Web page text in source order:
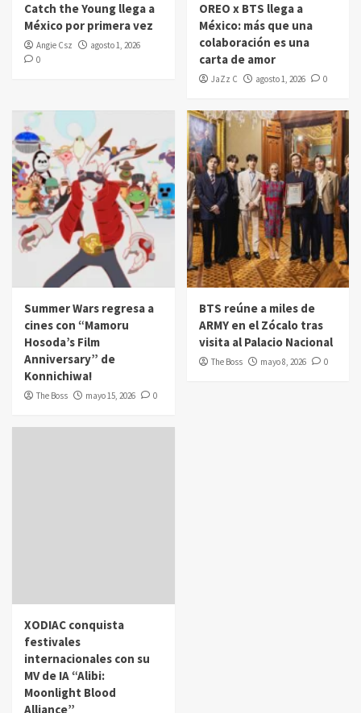
Catch the Young llega a
México por primera vez
Angie Csz
agosto 1, 2026
0
OREO x BTS llega a
México: más que una
colaboración es una
carta de amor
JaZz C agosto 1, 2026 0
Summer Wars regresa a
cines con “Mamoru
Hosoda’s Film
Anniversary” de
Konnichiwa!
The Boss mayo 15, 2026 0
BTS reúne a miles de
ARMY en el Zócalo tras
visita al Palacio Nacional
The Boss mayo 8, 2026 0
XODIAC conquista
festivales
internacionales con su
MV de IA “Alibi:
Moonlight Blood
Alliance”